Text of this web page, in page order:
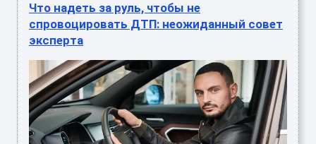
Что надеть за руль, чтобы не
спровоцировать ДТП: неожиданный совет
эксперта